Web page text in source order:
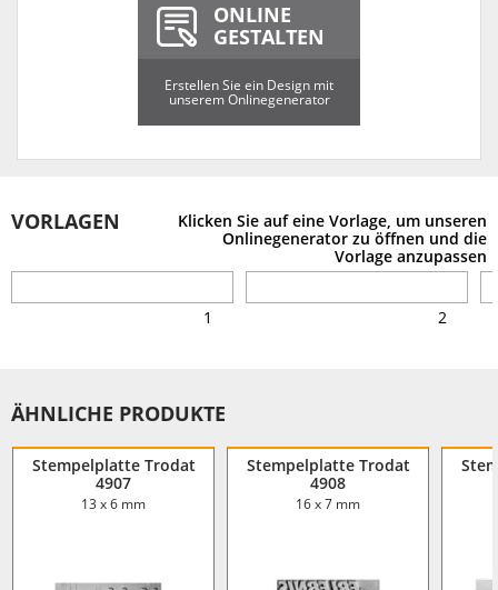
ONLINE
GESTALTEN
Erstellen Sie ein Design mit
unserem Onlinegenerator
VORLAGEN
Klicken Sie auf eine Vorlage, um unseren
Onlinegenerator zu öffnen und die
Vorlage anzupassen
1 2
ÄHNLICHE PRODUKTE
Stempelplatte Trodat
4907
13 x 6 mm
Stempelplatte Trodat
4908
16 x 7 mm